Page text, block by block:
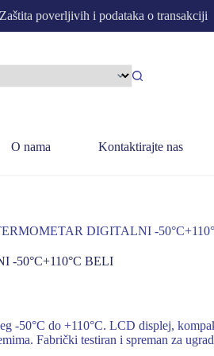
Zaštita poverljivih i podataka o transakciji
O nama Kontaktirajte nas
DIGITALNI -
-50°C+110°C BELI
-50°C do +110°C. LCD displej,
Fabrički testiran i spreman za